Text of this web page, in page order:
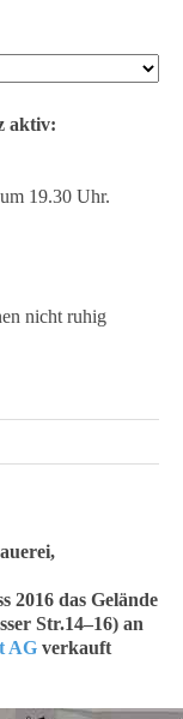
aktiv:
19.30 Uhr.
nicht ruhig
2016 das Gelände
Str.14–16) an
AG verkauft